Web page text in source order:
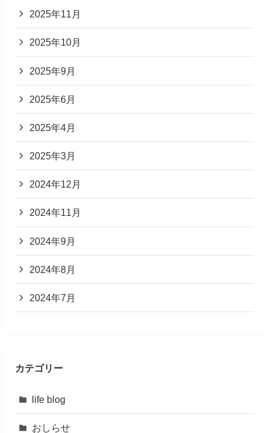
2025年11月
2025年10月
2025年9月
2025年6月
2025年4月
2025年3月
2024年12月
2024年11月
2024年9月
2024年8月
2024年7月
カテゴリー
life blog
おしらせ